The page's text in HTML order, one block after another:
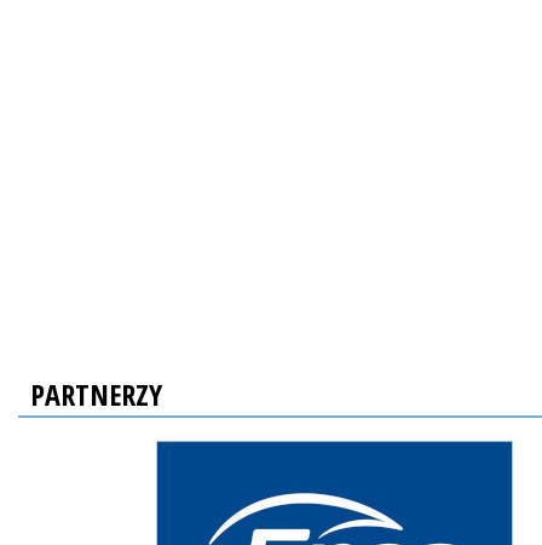
PARTNERZY